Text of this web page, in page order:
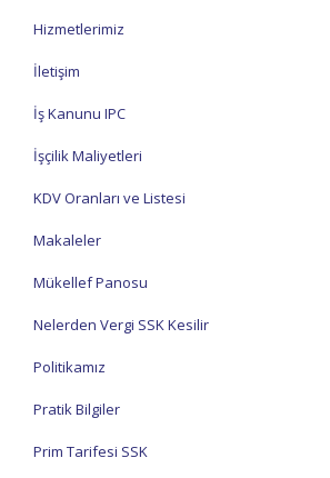
Hizmetlerimiz
İletişim
İş Kanunu IPC
İşçilik Maliyetleri
KDV Oranları ve Listesi
Makaleler
Mükellef Panosu
Nelerden Vergi SSK Kesilir
Politikamız
Pratik Bilgiler
Prim Tarifesi SSK